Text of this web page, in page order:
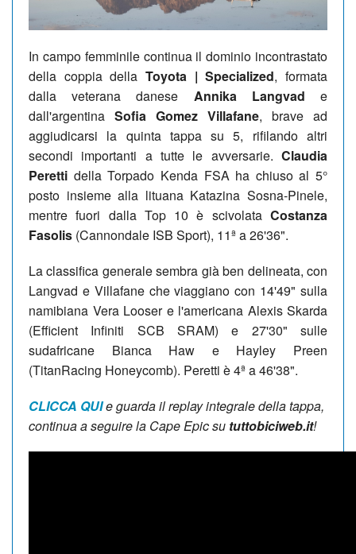
In campo femminile continua il dominio incontrastato
della coppia della Toyota | Specialized, formata
dalla veterana danese Annika Langvad e
dall'argentina Sofia Gomez Villafane, brave ad
aggiudicarsi la quinta tappa su 5, rifilando altri
secondi importanti a tutte le avversarie. Claudia
Peretti della Torpado Kenda FSA ha chiuso al 5°
posto insieme alla lituana Katazina Sosna-Pinele,
mentre fuori dalla Top 10 è scivolata Costanza
Fasolis (Cannondale ISB Sport), 11ª a 26'36".
La classifica generale sembra già ben delineata, con
Langvad e Villafane che viaggiano con 14'49" sulla
namibiana Vera Looser e l'americana Alexis Skarda
(Efficient Infiniti SCB SRAM) e 27'30" sulle
sudafricane Bianca Haw e Hayley Preen
(TitanRacing Honeycomb). Peretti è 4ª a 46'38".
CLICCA QUIe guarda il replay integrale della tappa,
continua a seguire la Cape Epic su tuttobiciweb.it!